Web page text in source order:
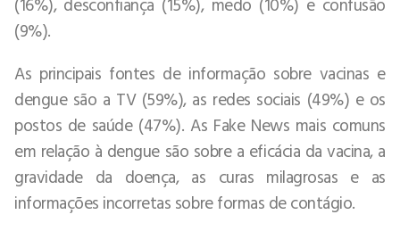
(9%).
As principais fontes de informação sobre vacinas e
dengue são a TV (59%), as redes sociais (49%) e os
postos de saúde (47%). As Fake News mais comuns
em relação à dengue são sobre a eficácia da vacina, a
gravidade da doença, as curas milagrosas e as
informações incorretas sobre formas de contágio.